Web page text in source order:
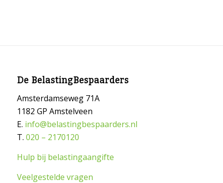
De BelastingBespaarders
Amsterdamseweg 71A
1182 GP Amstelveen
E. info@belastingbespaarders.nl
T. 020 – 2170120
Hulp bij belastingaangifte
Veelgestelde vragen